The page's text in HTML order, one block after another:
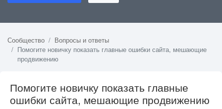
Сообщество
Вопросы и ответы
Помогите новичку показать главные ошибки сайта, мешающие
продвижению
Помогите новичку показать главные
ошибки сайта, мешающие продвижению